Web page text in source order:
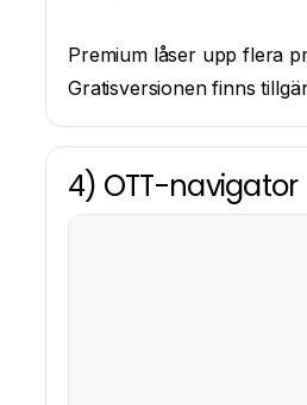
Premium låser upp flera
Gratisversionen finns
4) OTT-navigator